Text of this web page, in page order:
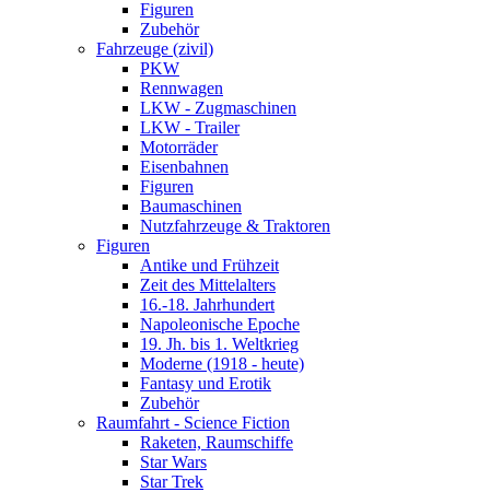
Figuren
Zubehör
Fahrzeuge (zivil)
PKW
Rennwagen
LKW - Zugmaschinen
LKW - Trailer
Motorräder
Eisenbahnen
Figuren
Baumaschinen
Nutzfahrzeuge & Traktoren
Figuren
Antike und Frühzeit
Zeit des Mittelalters
16.-18. Jahrhundert
Napoleonische Epoche
19. Jh. bis 1. Weltkrieg
Moderne (1918 - heute)
Fantasy und Erotik
Zubehör
Raumfahrt - Science Fiction
Raketen, Raumschiffe
Star Wars
Star Trek